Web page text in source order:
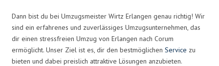
Dann bist du bei Umzugsmeister Wirtz Erlangen genau richtig! Wir
sind ein erfahrenes und zuverlässiges Umzugsunternehmen, das
dir einen stressfreien Umzug von Erlangen nach Corum
ermöglicht. Unser Ziel ist es, dir den bestmöglichen Service zu
bieten und dabei preislich attraktive Lösungen anzubieten.